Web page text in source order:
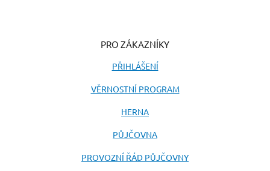
PRO ZÁKAZNÍKY
PŘIHLÁŠENÍ
VĚRNOSTNÍ PROGRAM
HERNA
PŮJČOVNA
PROVOZNÍ ŘÁD PŮJČOVNY